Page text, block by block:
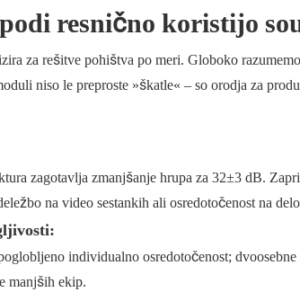
resnično koristijo
za rešitve pohištva po meri. Globoko
niso le preproste »škatle« – so orodja za
zagotavlja zmanjšanje hrupa za 32±3 dB.
na video sestankih ali osredotočenost na
individualno osredotočenost;
manjših ekip.